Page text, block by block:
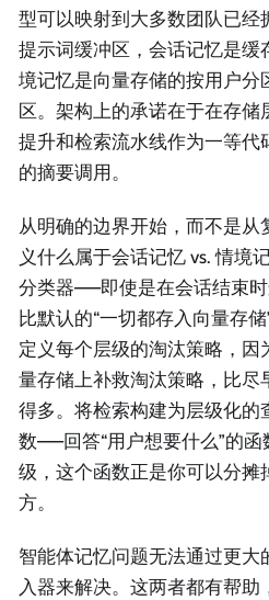
型可以映射到大多数团队已经
提示词缓冲区，会话记忆是缓
境记忆是向量存储的按用户分
区。架构上的承诺在于在存
提升和检索流水线作为一等代
的摘要调用。
从明确的边界开始，而不是从
义什么属于会话记忆 vs. 情境
分类器——即使是在会话结束
比默认的“一切都存入向量存
定义每个层级的淘汰策略，因
量存储上补救淘汰策略，比尽
得多。将检索构建为层级化的
数——回答“用户想要什么”的
级，这个函数正是你可以分摊
方。
智能体记忆问题无法通过更大
入器来解决。这两者都有帮